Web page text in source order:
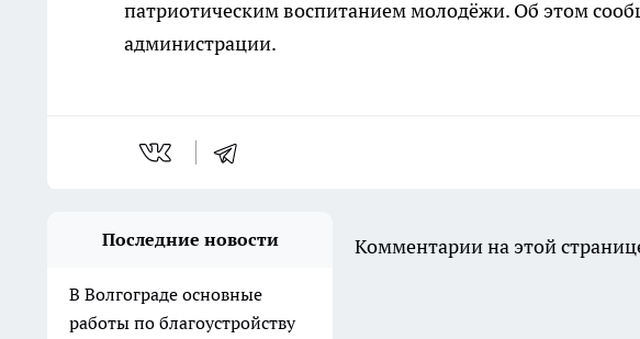
патриотическим воспитанием молодёжи. Об этом
администрации.
Последние новости
В Волгограде основные
работы по благоустройству
Комментарии на этой